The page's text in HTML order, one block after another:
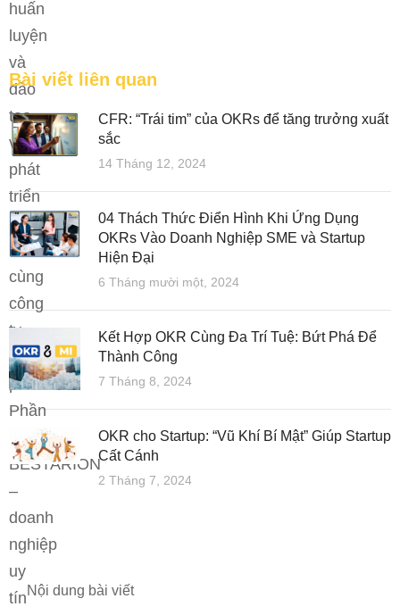
huấn
luyện
và
đào
tạo
về
phát
triển
kinh
doanh
cùng
công
ty
Cổ
phần
Phần
mềm
BESTARION
–
doanh
nghiệp
uy
tín
Bài viết liên quan
CFR: “Trái tim” của OKRs để tăng trưởng xuất
sắc
14 Tháng 12, 2024
04 Thách Thức Điển Hình Khi Ứng Dụng
OKRs Vào Doanh Nghiệp SME và Startup
Hiện Đại
6 Tháng mười một, 2024
Kết Hợp OKR Cùng Đa Trí Tuệ: Bứt Phá Để
Thành Công
7 Tháng 8, 2024
OKR cho Startup: “Vũ Khí Bí Mật” Giúp Startup
Cất Cánh
2 Tháng 7, 2024
Nội dung bài viết